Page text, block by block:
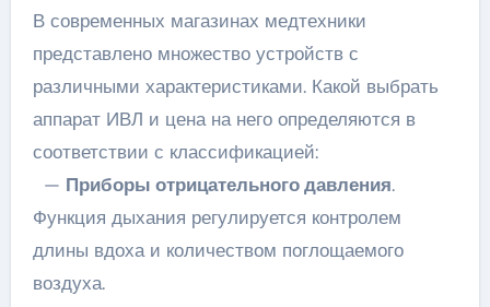
В современных магазинах медтехники
представлено множество устройств с
различными характеристиками. Какой выбрать
аппарат ИВЛ и цена на него определяются в
соответствии с классификацией:
— Приборы отрицательного давления.
Функция дыхания регулируется контролем
длины вдоха и количеством поглощаемого
воздуха.